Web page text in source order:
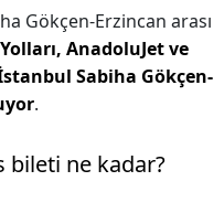
Gökçen-Erzincan arası
AnadoluJet ve
Sabiha Gökçen-
.
bileti ne kadar?